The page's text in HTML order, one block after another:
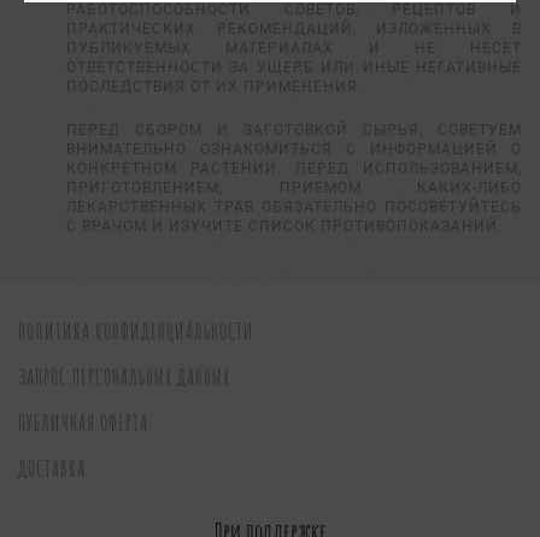
РАБОТОСПОСОБНОСТИ СОВЕТОВ, РЕЦЕПТОВ И
ПРАКТИЧЕСКИХ РЕКОМЕНДАЦИЙ, ИЗЛОЖЕННЫХ В
ПУБЛИКУЕМЫХ МАТЕРИАЛАХ И НЕ НЕСЕТ
ОТВЕТСТВЕННОСТИ ЗА УЩЕРБ ИЛИ ИНЫЕ НЕГАТИВНЫЕ
ПОСЛЕДСТВИЯ ОТ ИХ ПРИМЕНЕНИЯ.
ПЕРЕД СБОРОМ И ЗАГОТОВКОЙ СЫРЬЯ, СОВЕТУЕМ
ВНИМАТЕЛЬНО ОЗНАКОМИТЬСЯ С ИНФОРМАЦИЕЙ О
КОНКРЕТНОМ РАСТЕНИИ. ПЕРЕД ИСПОЛЬЗОВАНИЕМ,
ПРИГОТОВЛЕНИЕМ, ПРИЕМОМ КАКИХ-ЛИБО
ЛЕКАРСТВЕННЫХ ТРАВ ОБЯЗАТЕЛЬНО ПОСОВЕТУЙТЕСЬ
С ВРАЧОМ И ИЗУЧИТЕ СПИСОК ПРОТИВОПОКАЗАНИЙ.
ПОЛИТИКА КОНФИДЕНЦИАЛЬНОСТИ
ЗАПРОС ПЕРСОНАЛЬНЫХ ДАННЫХ
ПУБЛИЧНАЯ ОФЕРТА
ДОСТАВКА